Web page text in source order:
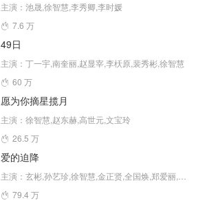
主演：池晟,徐智慧,李秀卿,李时媛
7.6 万
49日
主演：丁一宇,南奎丽,赵显宰,李枖原,裴秀彬,徐智慧
60 万
愿为你摘星揽月
主演：徐智慧,赵东赫,高世元,文宝玲
26.5 万
爱的迫降
79.4 万